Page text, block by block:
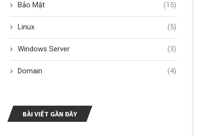
Bảo Mật (15)
Linux (5)
Windows Server (3)
Domain (4)
BÀI VIẾT GẦN ĐÂY